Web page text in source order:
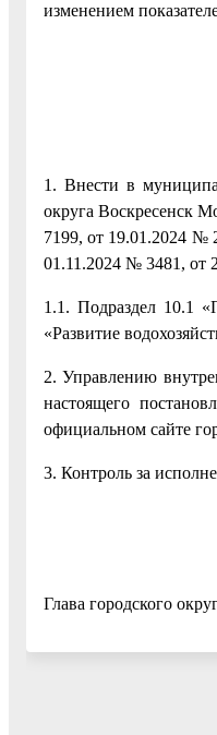
изменением
1. Внести в
округа Воскресенск
7199, от 19.01.2024 №
01.11.2024 № 3481, от
1.1. Подраздел 10.1
«Развитие
2. Управлению
настоящего
официальном сайте
3. Контроль за
Глава городского